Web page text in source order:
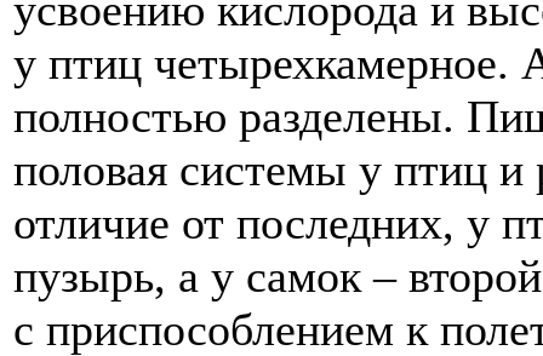
у птиц четырехкамерное.
полностью разделены.
половая системы у птиц
отличие от последних, у
пузырь, а у самок –
с приспособлением к